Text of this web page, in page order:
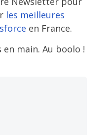
les meilleures
en France.
en main. Au boolo !